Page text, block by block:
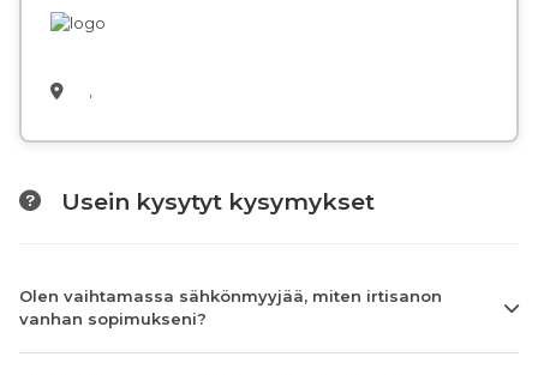
,
Usein kysytyt kysymykset
Olen vaihtamassa sähkönmyyjää, miten irtisanon
vanhan sopimukseni?